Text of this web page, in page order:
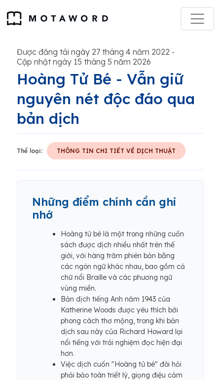
Được đăng tải ngày 27 tháng 4 năm 2022 -
Cập nhật ngày 15 tháng 5 năm 2026
Hoàng Tử Bé - Vẫn giữ
nguyên nét độc đáo qua
bản dịch
Thể loại: THÔNG TIN CHI TIẾT VỀ DỊCH THUẬT
Những điểm chính cần ghi
nhớ
Hoàng tử bé là một trong những cuốn
sách được dịch nhiều nhất trên thế
giới, với hàng trăm phiên bản bằng
các ngôn ngữ khác nhau, bao gồm cả
chữ nổi Braille và các phương ngữ
vùng miền.
Bản dịch tiếng Anh năm 1943 của
Katherine Woods được yêu thích bởi
phong cách thơ mộng, trong khi bản
dịch sau này của Richard Howard lại
nổi tiếng với trải nghiệm đọc hiện đại
hơn.
Việc dịch cuốn "Hoàng tử bé" đòi hỏi
phải bảo toàn triết lý, giọng điệu cảm